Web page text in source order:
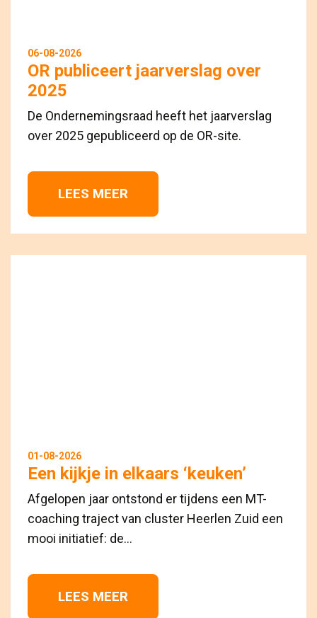
06-08-2026
OR publiceert jaarverslag over
2025
De Ondernemingsraad heeft het jaarverslag
over 2025 gepubliceerd op de OR-site.
LEES MEER
01-08-2026
Een kijkje in elkaars ‘keuken’
Afgelopen jaar ontstond er tijdens een MT-
coaching traject van cluster Heerlen Zuid een
mooi initiatief: de...
LEES MEER